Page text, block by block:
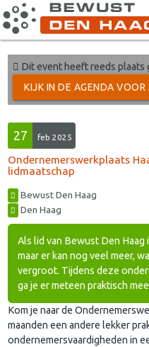
Dit event heeft reeds plaats
KIJK IN DE AGENDA
27 feb 2025
Ondernemerswerkplaats
lidmaatschap
Bewust Den Haag
Den Haag
Als lid van Bewust Den
maar er kan nog veel meer,
vergroot. Tijdens deze
ga je er meteen praktisch
Kom je naar de
maanden een andere lekker
ondernemersvaardigheden in